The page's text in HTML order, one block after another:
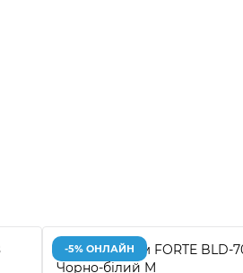
-5% ОНЛАЙН